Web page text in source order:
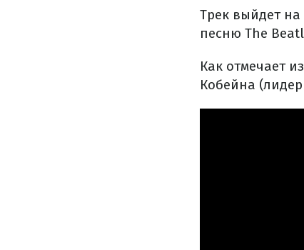
Трек выйдет на
песню The
Как отмечает
Кобейна